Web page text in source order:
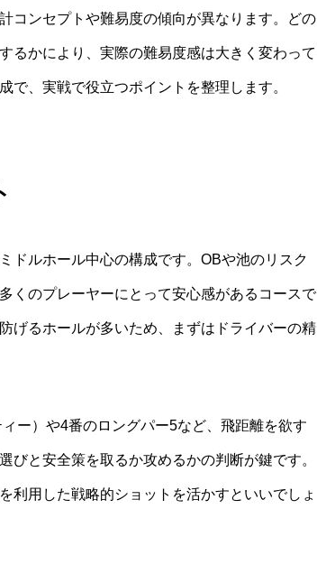
コンセプトや難易度の傾向が異なります。どの
るかにより、実際の難易度感は大きく変わって
で、実戦で役立つポイントを整理します。
ドルホール中心の構成です。OBや池のリスク
くのプレーヤーにとって安心感があるコースで
げるホールが多いため、まずはドライバーの精
ー）や4番のロングパー5など、飛距離を欲す
びと安全策を取るか攻めるかの判断が鍵です。
利用した戦略的ショットを活かすといいでしょ